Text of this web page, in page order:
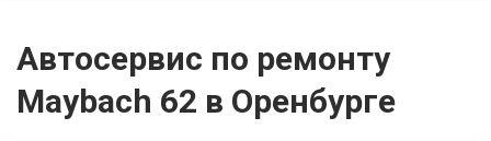
Автосервис по ремонту
Maybach 62 в Оренбурге